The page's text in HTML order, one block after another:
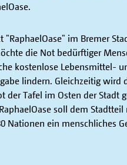
"RaphaelOase" im Bremer
die Not bedürftiger
kostenlose Lebensmittel-
lindern. Gleichzeitig wird
der Tafel im Osten der Stadt
soll dem
Nationen ein menschliches